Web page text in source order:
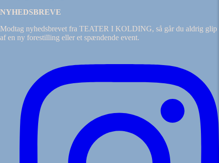
NYHEDSBREVE
Modtag nyhedsbrevet fra TEATER I KOLDING, så går du aldrig glip
af en ny forestilling eller et spændende event.